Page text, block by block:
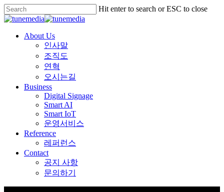
Skip
to
content
Hit enter to search or ESC to close
Close
Menu
About Us
인사말
조직도
연혁
오시는길
Business
Digital Signage
Smart AI
Smart IoT
운영서비스
Reference
레퍼런스
Contact
공지 사항
문의하기